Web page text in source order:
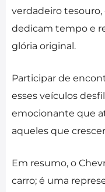
verdadeiro
dedicam tempo e
glória original.
Participar de
esses veículos
emocionante que
aqueles que
Em resumo, o
carro; é uma